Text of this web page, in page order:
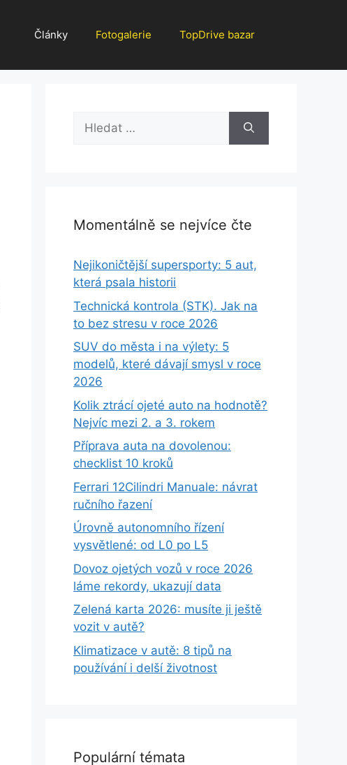
Články Fotogalerie TopDrive bazar
Hledat:
Momentálně se nejvíce čte
Nejikoničtější supersporty: 5 aut,
která psala historii
Technická kontrola (STK). Jak na
to bez stresu v roce 2026
SUV do města i na výlety: 5
modelů, které dávají smysl v roce
2026
Kolik ztrácí ojeté auto na hodnotě?
Nejvíc mezi 2. a 3. rokem
Příprava auta na dovolenou:
checklist 10 kroků
Ferrari 12Cilindri Manuale: návrat
ručního řazení
Úrovně autonomního řízení
vysvětlené: od L0 po L5
Dovoz ojetých vozů v roce 2026
láme rekordy, ukazují data
Zelená karta 2026: musíte ji ještě
vozit v autě?
Klimatizace v autě: 8 tipů na
používání i delší životnost
Populární témata